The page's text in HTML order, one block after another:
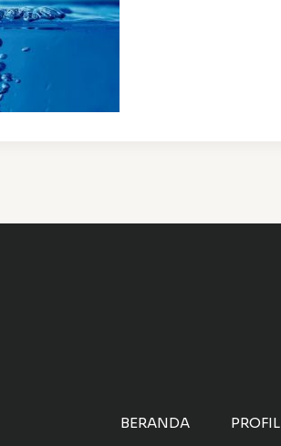
BERANDA PROFIL